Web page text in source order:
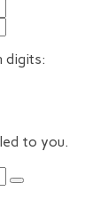
digits:
to you.